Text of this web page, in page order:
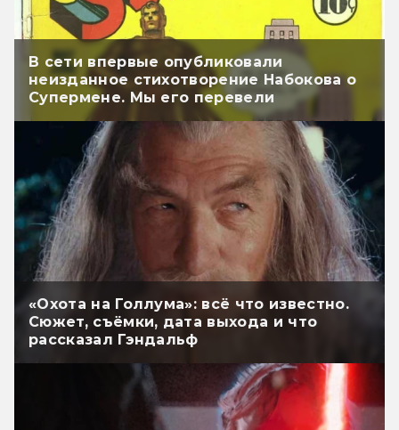
В сети впервые опубликовали
неизданное стихотворение Набокова о
Супермене. Мы его перевели
«Охота на Голлума»: всё что известно.
Сюжет, съёмки, дата выхода и что
рассказал Гэндальф